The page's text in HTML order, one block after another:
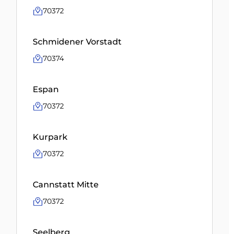
70372
Schmidener Vorstadt
70374
Espan
70372
Kurpark
70372
Cannstatt Mitte
70372